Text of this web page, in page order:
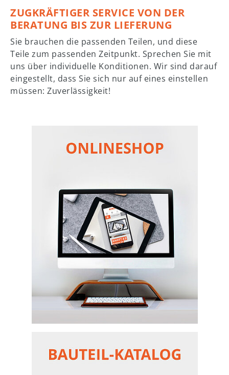
ZUGKRÄFTIGER SERVICE VON DER
BERATUNG BIS ZUR LIEFERUNG
Sie brauchen die passenden Teilen, und diese
Teile zum passenden Zeitpunkt. Sprechen Sie mit
uns über individuelle Konditionen. Wir sind darauf
eingestellt, dass Sie sich nur auf eines einstellen
müssen: Zuverlässigkeit!